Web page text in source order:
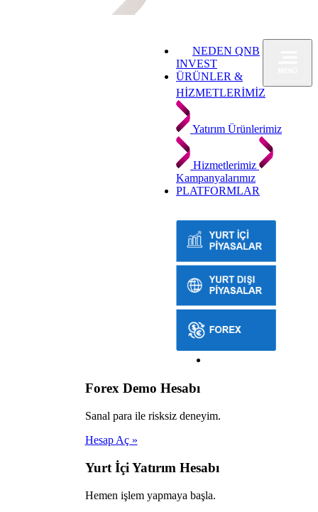
NEDEN QNB
INVEST
ÜRÜNLER &
HİZMETLERİMİZ
Yatırım Ürünlerimiz
Hizmetlerimiz
Kampanyalarımız
PLATFORMLAR
Forex Demo Hesabı
Sanal para ile risksiz deneyim.
Hesap Aç »
Yurt İçi Yatırım Hesabı
Hemen işlem yapmaya başla.